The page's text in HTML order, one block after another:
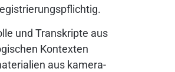
und Transkripte aus
Kontexten
aus kamera-